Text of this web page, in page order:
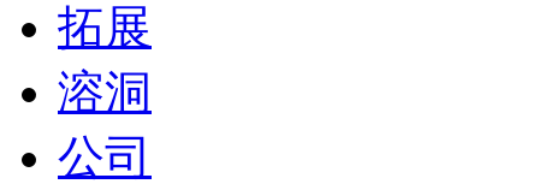
拓展
溶洞
公司